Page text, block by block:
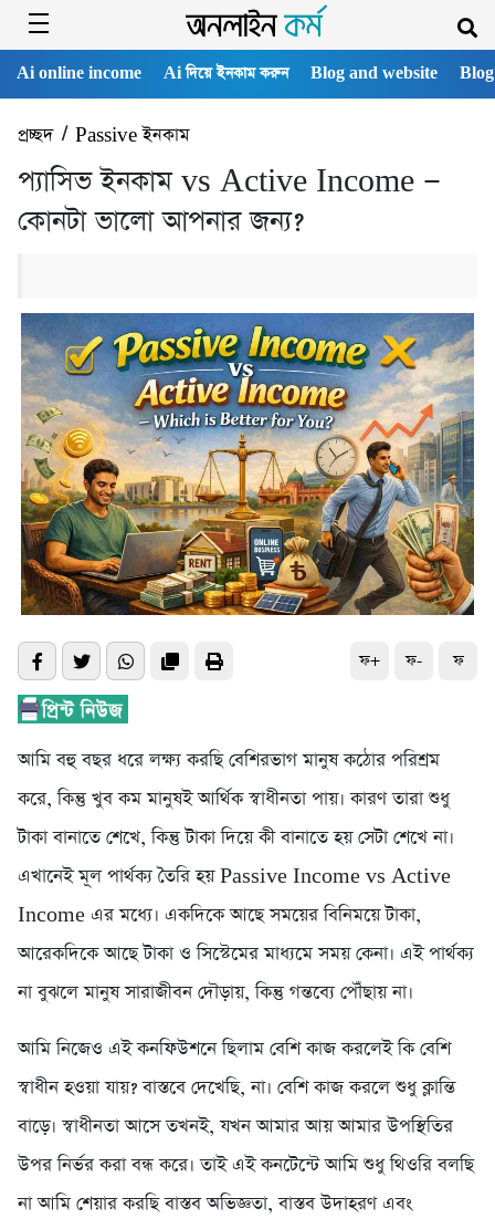
Ai online income Ai দিয়ে ইনকাম করুন Blog and website
প্রচ্ছদ/ Passive ইনকাম
প্যাসিভ ইনকাম vs Active Income —
কোনটা ভালো আপনার জন্য?
ফ+ ফ- ফ
আমি বহু বছর ধরে লক্ষ্য করছি বেশিরভাগ মানুষ কঠোর পরিশ্রম
করে, কিন্তু খুব কম মানুষই আর্থিক স্বাধীনতা পায়। কারণ তারা শুধু
টাকা বানাতে শেখে, কিন্তু টাকা দিয়ে কী বানাতে হয় সেটা শেখে না।
এখানেই মূল পার্থক্য তৈরি হয় Passive Income vs Active
Income এর মধ্যে। একদিকে আছে সময়ের বিনিময়ে টাকা,
আরেকদিকে আছে টাকা ও সিস্টেমের মাধ্যমে সময় কেনা। এই পার্থক্য
না বুঝলে মানুষ সারাজীবন দৌড়ায়, কিন্তু গন্তব্যে পৌঁছায় না।
আমি নিজেও এই কনফিউশনে ছিলাম বেশি কাজ করলেই কি বেশি
স্বাধীন হওয়া যায়? বাস্তবে দেখেছি, না। বেশি কাজ করলে শুধু ক্লান্তি
বাড়ে। স্বাধীনতা আসে তখনই, যখন আমার আয় আমার উপস্থিতির
উপর নির্ভর করা বন্ধ করে। তাই এই কনটেন্টে আমি শুধু থিওরি বলছি
না আমি শেয়ার করছি বাস্তব অভিজ্ঞতা, বাস্তব উদাহরণ এবং